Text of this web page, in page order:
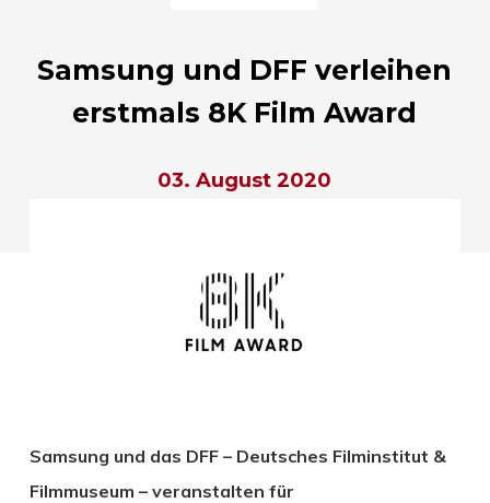
Samsung und DFF verleihen
erstmals 8K Film Award
03. August 2020
Samsung und das DFF – Deutsches Filminstitut &
Filmmuseum – veranstalten für